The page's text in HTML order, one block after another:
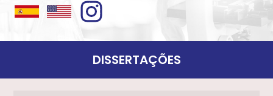
DISSERTAÇÕES